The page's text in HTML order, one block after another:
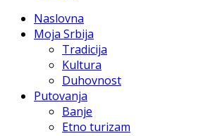
Naslovna
Moja Srbija
Tradicija
Kultura
Duhovnost
Putovanja
Banje
Etno turizam